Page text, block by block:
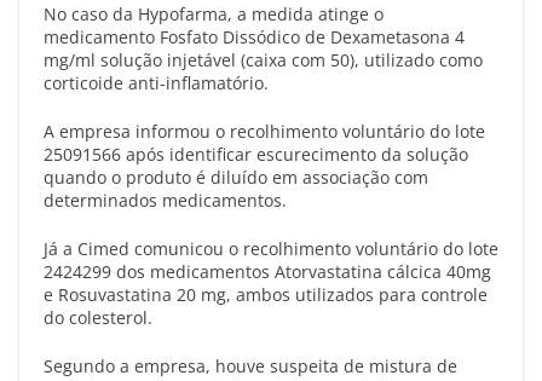
No caso da Hypofarma, a medida atinge o
medicamento Fosfato Dissódico de Dexametasona 4
mg/ml solução injetável (caixa com 50), utilizado como
corticoide anti-inflamatório.
A empresa informou o recolhimento voluntário do lote
25091566 após identificar escurecimento da solução
quando o produto é diluído em associação com
determinados medicamentos.
Já a Cimed comunicou o recolhimento voluntário do lote
2424299 dos medicamentos Atorvastatina cálcica 40mg
e Rosuvastatina 20 mg, ambos utilizados para controle
do colesterol.
Segundo a empresa, houve suspeita de mistura de